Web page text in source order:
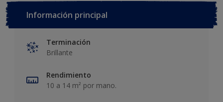
Información principal
Terminación
Brillante
Rendimiento
10 a 14 m² por mano.